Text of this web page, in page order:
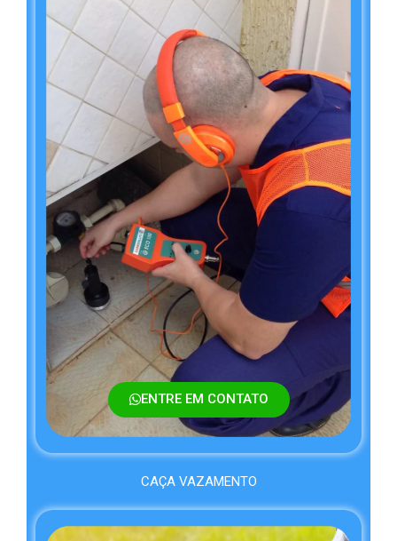
ENTRE EM CONTATO
CAÇA VAZAMENTO